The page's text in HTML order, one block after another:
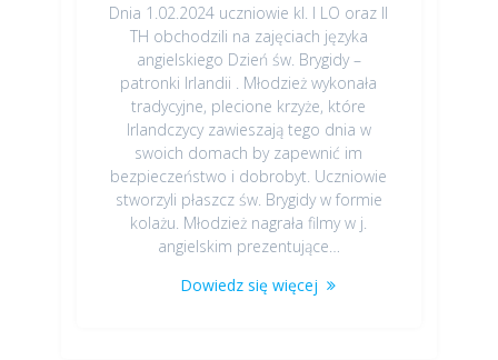
Dnia 1.02.2024 uczniowie kl. I LO oraz II
TH obchodzili na zajęciach języka
angielskiego Dzień św. Brygidy –
patronki Irlandii . Młodzież wykonała
tradycyjne, plecione krzyże, które
Irlandczycy zawieszają tego dnia w
swoich domach by zapewnić im
bezpieczeństwo i dobrobyt. Uczniowie
stworzyli płaszcz św. Brygidy w formie
kolażu. Młodzież nagrała filmy w j.
angielskim prezentujące…
Dowiedz się więcej